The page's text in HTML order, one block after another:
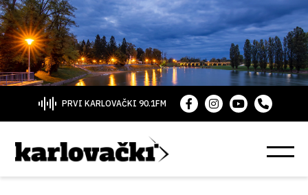
PRVI KARLOVAČKI 90.1FM